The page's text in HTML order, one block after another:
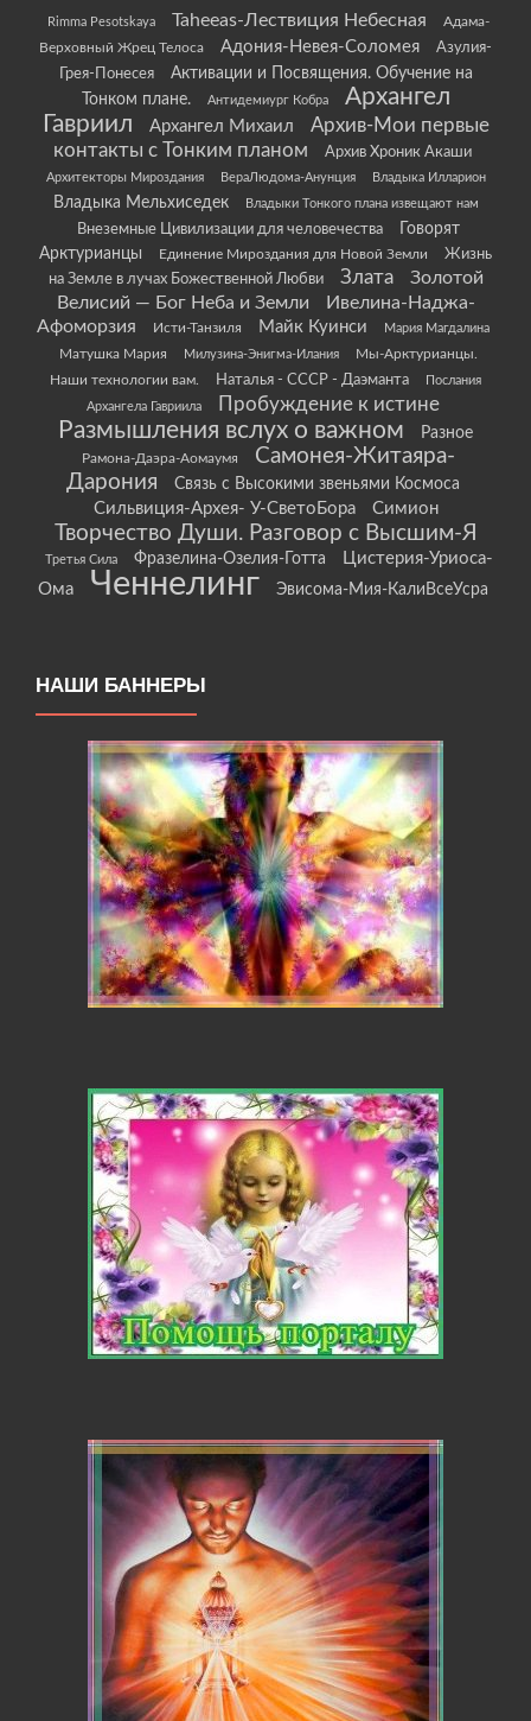
Rimma Pesotskaya Taheeas-Лествиция Небесная
Адама-
Верховный Жрец Телоса
Адония-Невея-Соломея
Азулия-
Грея-Понесея
Активации и Посвящения. Обучение на
Тонком плане.
Антидемиург Кобра
Архангел
Гавриил
Архангел Михаил
Архив-Мои первые
контакты с Тонким планом
Архив Хроник Акаши
Архитекторы Мироздания ВераЛюдома-Анунция Владыка Илларион
Владыка Мельхиседек Владыки Тонкого плана извещают нам
Внеземные Цивилизации для человечества
Говорят
Арктурианцы
Единение Мироздания для Новой Земли
Жизнь
на Земле в лучах Божественной Любви
Злата
Золотой
Велисий — Бог Неба и Земли
Ивелина-Наджа-
Афоморзия
Исти-Танзиля Майк Куинси Мария Магдалина
Матушка Мария Милузина-Энигма-Илания
Мы-Арктурианцы.
Наши технологии вам.
Наталья - СССР - Даэманта
Послания
Архангела Гавриила
Пробуждение к истине
Размышления вслух о важном Разное
Рамона-Даэра-Аомаумя
Самонея-Житаяра-
Дарония
Связь с Высокими звеньями Космоса
Сильвиция-Архея- У-СветоБора Симион
Творчество Души. Разговор с Высшим-Я
Третья Сила Фразелина-Озелия-Готта
Цистерия-Уриоса-
Ома
Ченнелинг Эвисома-Мия-КалиВсеУсра
НАШИ БАННЕРЫ